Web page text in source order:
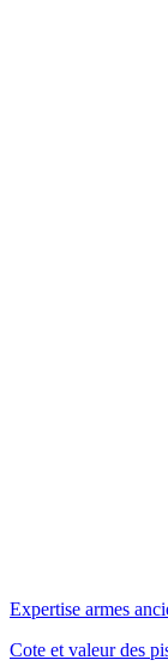
Expertise armes
Cote et valeur des